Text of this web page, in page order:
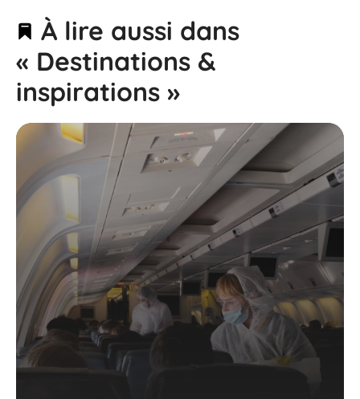
À lire aussi dans
« Destinations &
inspirations »